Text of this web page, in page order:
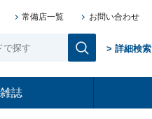
常備店一覧 お問い合わせ
> 詳細検索
雑誌